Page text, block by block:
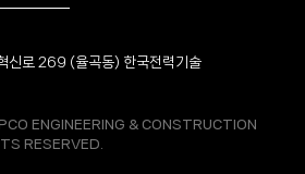
로 269 (율곡동) 한국전력기술
ENGINEERING & CONSTRUCTION
RESERVED.